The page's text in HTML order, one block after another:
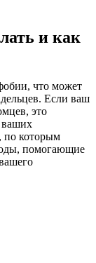
и как
что может
Если ваш
это
ваших
по которым
помогающие